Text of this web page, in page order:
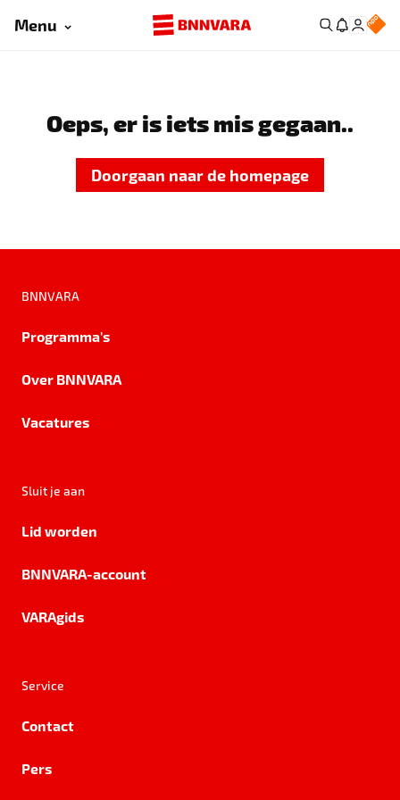
Menu
Oeps, er is iets mis gegaan..
Doorgaan naar de homepage
BNNVARA
Programma's
Over BNNVARA
Vacatures
Sluit je aan
Lid worden
BNNVARA-account
VARAgids
Service
Contact
Pers